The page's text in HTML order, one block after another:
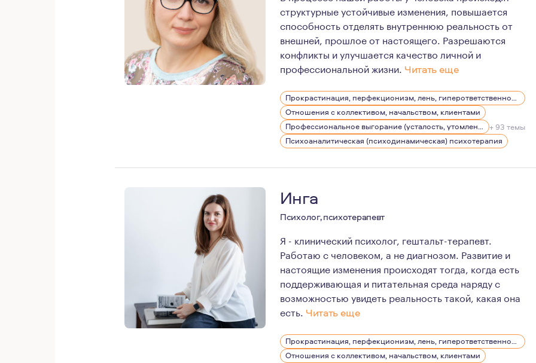
структурные устойчивые изменения, повышается
способность отделять внутреннюю реальность от
внешней, прошлое от настоящего. Разрешаются
конфликты и улучшается качество личной и
профессиональной жизни. Читать еще
Психоаналитический психотерапевт,
Бизнес-тренер, психоаналитический коуч.
Сертифицированный TFP-терапевт (психотерапия,
Член ISTFP International SocIety of Transference-
Асс.член МПА Московской Психоаналитической
Кандидат EGATIN European Group Analytic Training
Прокрастинация, перфекционизм, лень, гиперответственность
Отношения с коллективом, начальством, клиентами
Профессиональное выгорание (усталость, утомление), стрессы
+ 93 темы
Психоаналитическая (психодинамическая) психотерапия
Инга
Психолог, психотерапевт
Я - клинический психолог, гештальт-терапевт.
Работаю с человеком, а не диагнозом. Развитие и
настоящие изменения происходят тогда, когда есть
поддерживающая и питательная среда наряду с
возможностью увидеть реальность такой, какая она
есть. Читать еще
Для меня важен баланс между работой и личной
Для меня ценно личное пространство и возможность
Прокрастинация, перфекционизм, лень, гиперответственность
Отношения с коллективом, начальством, клиентами